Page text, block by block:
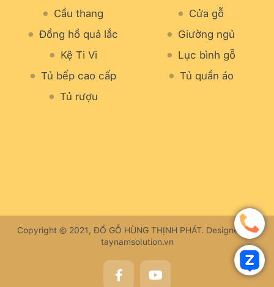
Cầu thang
Cửa gỗ
Đồng hồ quả lắc
Giường ngủ
Kệ Ti Vi
Lục bình gỗ
Tủ bếp cao cấp
Tủ quần áo
Tủ rượu
Copyright © 2021, ĐỒ GỖ HÙNG THỊNH PHÁT. Designed by
taynamsolution.vn